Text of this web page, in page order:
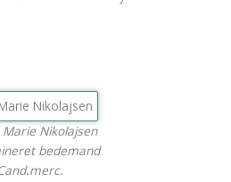
Nikolajsen
bedemand